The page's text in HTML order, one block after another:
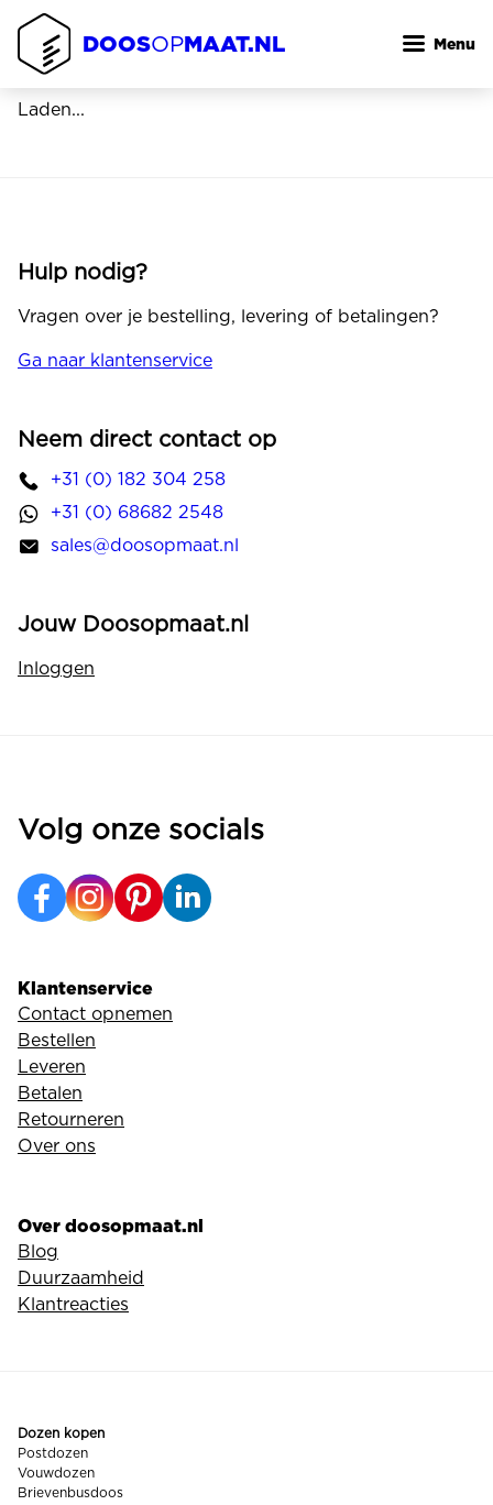
Overslaan
naar
de
inhoud
DOOSOPMAAT.NL Menu
Laden...
Hulp nodig?
Vragen over je bestelling, levering of betalingen?
Ga naar klantenservice
Neem direct contact op
+31 (0) 182 304 258
+31 (0) 68682 2548
sales@doosopmaat.nl
Jouw Doosopmaat.nl
Inloggen
Volg onze socials
Klantenservice
Contact opnemen
Bestellen
Leveren
Betalen
Retourneren
Over ons
Over doosopmaat.nl
Blog
Duurzaamheid
Klantreacties
Dozen kopen
Postdozen
Vouwdozen
Brievenbusdoos